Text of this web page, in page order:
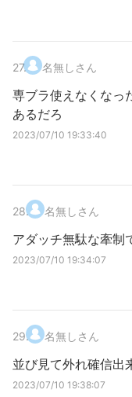
27. 名無しさん
専ブラ使えなくなっ
あるだろ
2023/07/10 19:33:40
28. 名無しさん
アダッチ無駄な牽制
2023/07/10 19:34:07
29. 名無しさん
並び見て外れ確信出
2023/07/10 19:38:07